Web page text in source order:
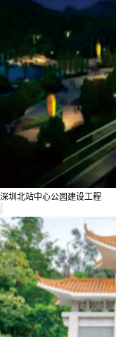
深圳北站中心公园建设工程